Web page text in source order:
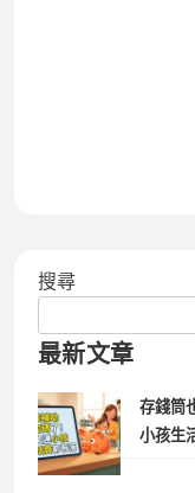
搜尋
最新文章
存錢筒
小孩生